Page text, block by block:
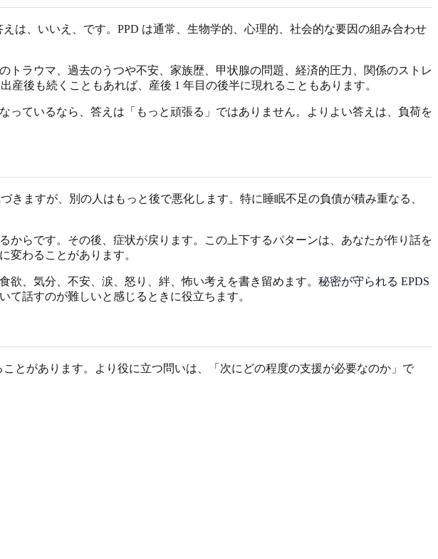
は、いいえ、です。PPD は通常、生物学的、心理的、社会的な要因の組み合わせ
ラウマ、過去のうつや不安、家族歴、甲状腺の問題、経済的圧力、関係のストレ
後も続くこともあれば、産後 1 年目の後半に現れることもあります。
ているなら、答えは「もっと頑張る」ではありません。よりよい答えは、負荷を
ますが、別の人はもっと後で悪化します。特に睡眠不足の負債が積み重なる、
らです。その後、症状が戻ります。この上下するパターンは、あなたが作り話を
変わることがあります。
、気分、不安、涙、怒り、絆、怖い考えを書き留めます。 秘密が守られる EPDS
話すのが難しいと感じるときに役立ちます。
とがあります。より役に立つ問いは、「次にどの程度の支援が必要なのか」で